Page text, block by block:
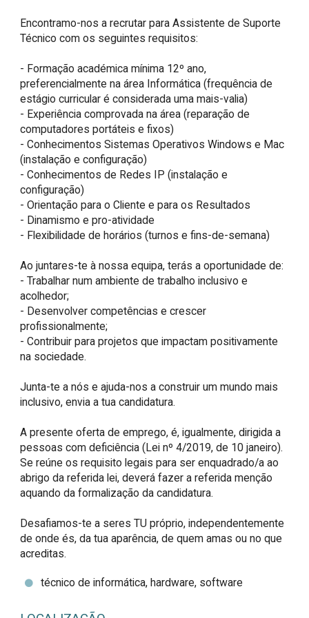
Encontramo-nos a recrutar para Assistente de Suporte
Técnico com os seguintes requisitos:
- Formação académica mínima 12º ano,
preferencialmente na área Informática (frequência de
estágio curricular é considerada uma mais-valia)
- Experiência comprovada na área (reparação de
computadores portáteis e fixos)
- Conhecimentos Sistemas Operativos Windows e Mac
(instalação e configuração)
- Conhecimentos de Redes IP (instalação e
configuração)
- Orientação para o Cliente e para os Resultados
- Dinamismo e pro-atividade
- Flexibilidade de horários (turnos e fins-de-semana)
Ao juntares-te à nossa equipa, terás a oportunidade de:
- Trabalhar num ambiente de trabalho inclusivo e
acolhedor;
- Desenvolver competências e crescer
profissionalmente;
- Contribuir para projetos que impactam positivamente
na sociedade.
Junta-te a nós e ajuda-nos a construir um mundo mais
inclusivo, envia a tua candidatura.
A presente oferta de emprego, é, igualmente, dirigida a
pessoas com deficiência (Lei nº 4/2019, de 10 janeiro).
Se reúne os requisito legais para ser enquadrado/a ao
abrigo da referida lei, deverá fazer a referida menção
aquando da formalização da candidatura.
Desafiamos-te a seres TU próprio, independentemente
de onde és, da tua aparência, de quem amas ou no que
acreditas.
técnico de informática, hardware, software